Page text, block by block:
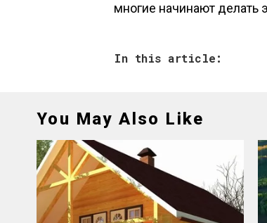
многие начинают делать
In this article:
You May Also Like